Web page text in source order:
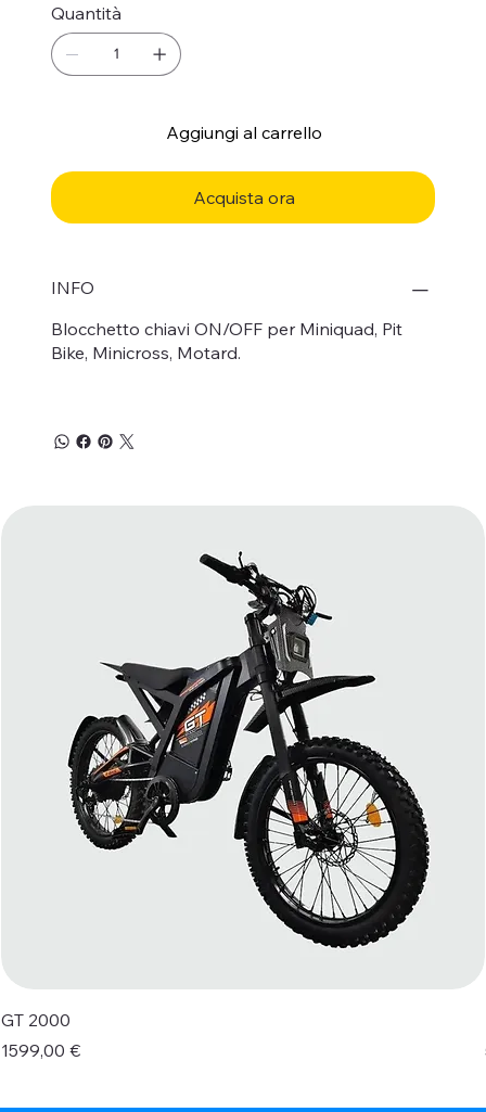
Quantità
Aggiungi al carrello
Acquista ora
INFO
Blocchetto chiavi ON/OFF per Miniquad, Pit
Bike, Minicross, Motard.
GT 2000
Prezzo
1599,00 €